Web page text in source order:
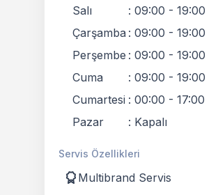
Salı
: 09:00 - 19:00
Çarşamba : 09:00 - 19:00
Perşembe : 09:00 - 19:00
Cuma
: 09:00 - 19:00
Cumartesi : 00:00 - 17:00
Pazar
: Kapalı
Servis Özellikleri
Multibrand Servis